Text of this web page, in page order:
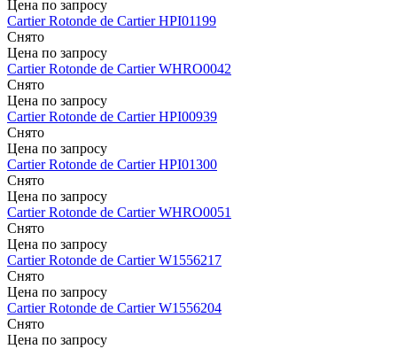
Цена по запросу
CartierRotonde de CartierHPI01199
Снято
Цена по запросу
CartierRotonde de CartierWHRO0042
Снято
Цена по запросу
CartierRotonde de CartierHPI00939
Снято
Цена по запросу
CartierRotonde de CartierHPI01300
Снято
Цена по запросу
CartierRotonde de CartierWHRO0051
Снято
Цена по запросу
CartierRotonde de CartierW1556217
Снято
Цена по запросу
CartierRotonde de CartierW1556204
Снято
Цена по запросу